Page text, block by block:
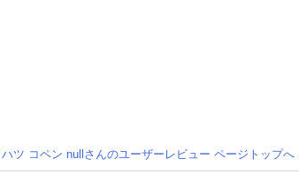
ハツ コペン nullさんのユーザーレビュー ページトップへ